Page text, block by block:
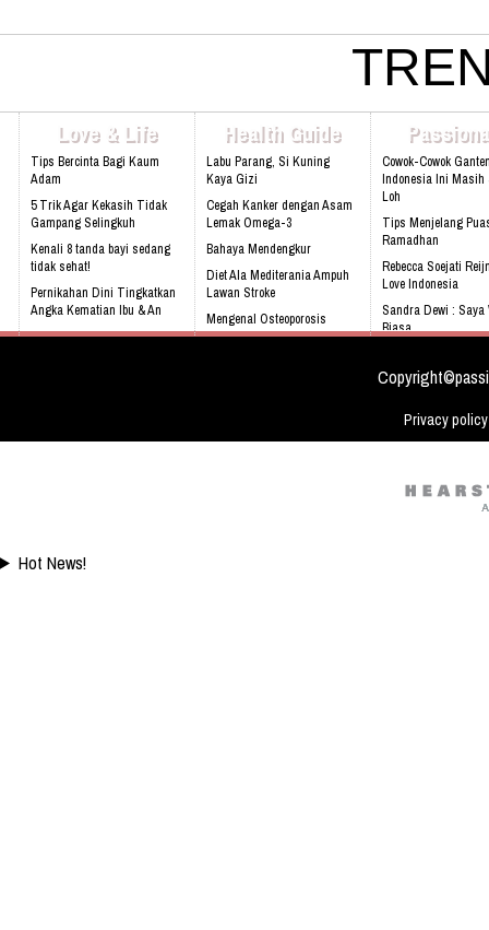
On the Job Training Program
kampus Informasi: Sentul Hotel
Institute ( SHTI) Darmawan Park
Selatan â€“ Bogor 16810 Telp:
515 26 Website: www.shti.sch.id
Love & Life
Tips Bercinta Bagi Kaum
Adam
5 Trik Agar Kekasih Tidak
Gampang Selingkuh
Kenali 8 tanda bayi sedang
tidak sehat!
Pernikahan Dini Tingkatkan
Angka Kematian Ibu & An
Sering Mengalami Mimpi
Health Guide
Labu Parang, Si Kuning
Kaya Gizi
Cegah Kanker dengan Asam
Lemak Omega-3
Bahaya Mendengkur
Diet Ala Mediterania Ampuh
Lawan Stroke
Mengenal Osteoporosis
sejak dini
Cowok-Cowok
Indonesia Ini Masih
Loh
Tips Menjelang
Ramadhan
Rebecca Soejati
Love Indonesia
Sandra Dewi : Saya
Biasa
Dan Praktis
Privacy policy
Hot News!